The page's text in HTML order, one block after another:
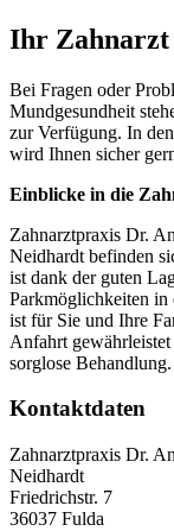
Ihr Zahnarzt
Bei Fragen oder
Mundgesundheit
zur Verfügung. In
wird Ihnen sicher
Einblicke in die
Zahnarztpraxis Dr.
Neidhardt befinden
ist dank der guten
Parkmöglichkeiten in
ist für Sie und Ihre
Anfahrt
sorglose Behandlung.
Kontaktdaten
Zahnarztpraxis Dr.
Neidhardt
Friedrichstr. 7
36037 Fulda